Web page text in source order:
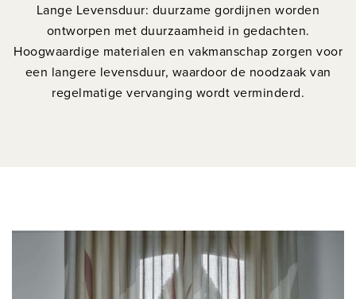
Lange Levensduur: duurzame gordijnen worden
ontworpen met duurzaamheid in gedachten.
Hoogwaardige materialen en vakmanschap zorgen voor
een langere levensduur, waardoor de noodzaak van
regelmatige vervanging wordt verminderd.